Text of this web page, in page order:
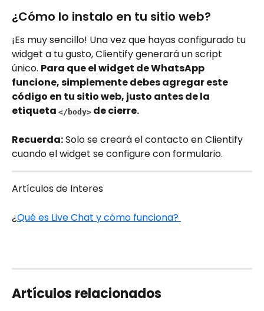
¿Cómo lo instalo en tu sitio web?
¡Es muy sencillo! Una vez que hayas configurado tu
widget a tu gusto, Clientify generará un script
único. Para que el widget de WhatsApp
funcione, simplemente debes agregar este
código en tu sitio web, justo antes de la
etiqueta </body> de cierre.
Recuerda: Solo se creará el contacto en Clientify
cuando el widget se configure con formulario.
Artículos de Interes
¿Qué es Live Chat y cómo funciona?
Artículos relacionados